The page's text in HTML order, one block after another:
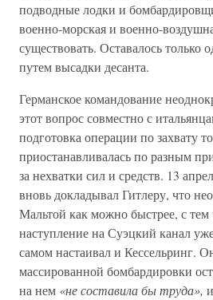
подводные лодки и
военно-морская и военно-
существовать. Оставалось только
путем высадки десанта.
Германское командование
этот вопрос совместно с
подготовка операции по захвату
приостанавливалась по разным
за нехватки сил и средств. 13
вновь докладывал Гитлеру, что
Мальтой как можно быстрее, с тем
наступление на Суэцкий канал
самом настаивал и Кессельринг.
массированной бомбардировки
на нем «не составила бы труда»,